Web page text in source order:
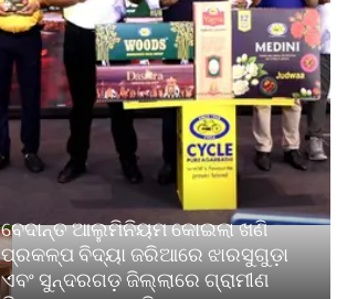
ବେଦାନ୍ତ ଆଲୁମିନିୟମ କୋଇଲା ଖଣି
ପ୍ରକଳ୍ପ ବିଦ୍ୟା ଜରିଆରେ ଝାରସୁଗୁଡ଼ା
ଏବଂ ସୁନ୍ଦରଗଡ଼ ଜିଲ୍ଲାରେ ଗ୍ରାମୀଣ